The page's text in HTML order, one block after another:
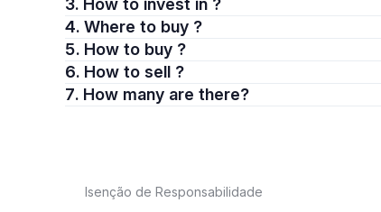
3. How to invest in ?
4. Where to buy ?
5. How to buy ?
6. How to sell ?
7. How many are there?
Isenção de Responsabilidade